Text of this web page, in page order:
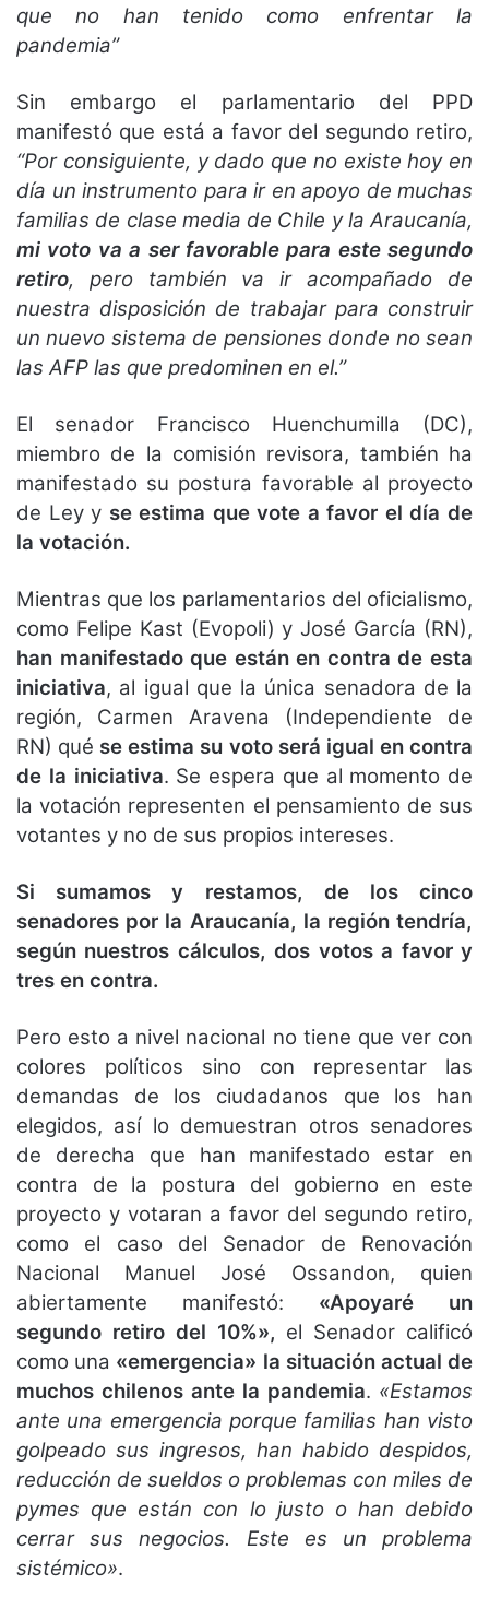
que no han tenido como enfrentar la
pandemia”
Sin embargo el parlamentario del PPD
manifestó que está a favor del segundo retiro,
“Por consiguiente, y dado que no existe hoy en
día un instrumento para ir en apoyo de muchas
familias de clase media de Chile y la Araucanía,
mi voto va a ser favorable para este segundo
retiro, pero también va ir acompañado de
nuestra disposición de trabajar para construir
un nuevo sistema de pensiones donde no sean
las AFP las que predominen en el.”
El senador Francisco Huenchumilla (DC),
miembro de la comisión revisora, también ha
manifestado su postura favorable al proyecto
de Ley y se estima que vote a favor el día de
la votación.
Mientras que los parlamentarios del oficialismo,
como Felipe Kast (Evopoli) y José García (RN),
han manifestado que están en contra de esta
iniciativa, al igual que la única senadora de la
región, Carmen Aravena (Independiente de
RN) qué se estima su voto será igual en contra
de la iniciativa. Se espera que al momento de
la votación representen el pensamiento de sus
votantes y no de sus propios intereses.
Si sumamos y restamos, de los cinco
senadores por la Araucanía, la región tendría,
según nuestros cálculos, dos votos a favor y
tres en contra.
Pero esto a nivel nacional no tiene que ver con
colores políticos sino con representar las
demandas de los ciudadanos que los han
elegidos, así lo demuestran otros senadores
de derecha que han manifestado estar en
contra de la postura del gobierno en este
proyecto y votaran a favor del segundo retiro,
como el caso del Senador de Renovación
Nacional Manuel José Ossandon, quien
abiertamente manifestó: «Apoyaré un
segundo retiro del 10%», el Senador calificó
como una «emergencia» la situación actual de
muchos chilenos ante la pandemia. «Estamos
ante una emergencia porque familias han visto
golpeado sus ingresos, han habido despidos,
reducción de sueldos o problemas con miles de
pymes que están con lo justo o han debido
cerrar sus negocios. Este es un problema
sistémico».